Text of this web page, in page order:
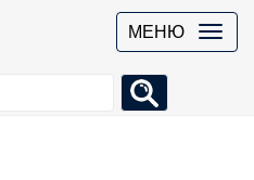
МЕНЮ